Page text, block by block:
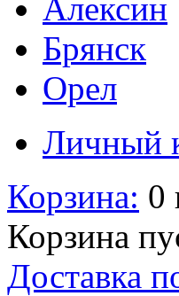
Алексин
Брянск
Орел
Личный
Корзина: 0
Корзина
Доставка